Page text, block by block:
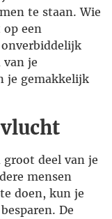
te staan. Wie
een
van je
je gemakkelijk
deel van je
mensen
doen, kun je
De